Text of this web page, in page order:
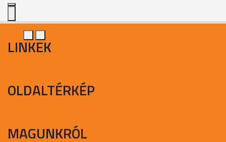
LINKEK
OLDALTÉRKÉP
MAGUNKRÓL